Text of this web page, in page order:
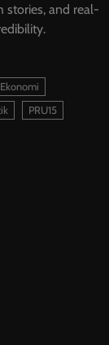
stories, and real-
Ekonomi
PRU15